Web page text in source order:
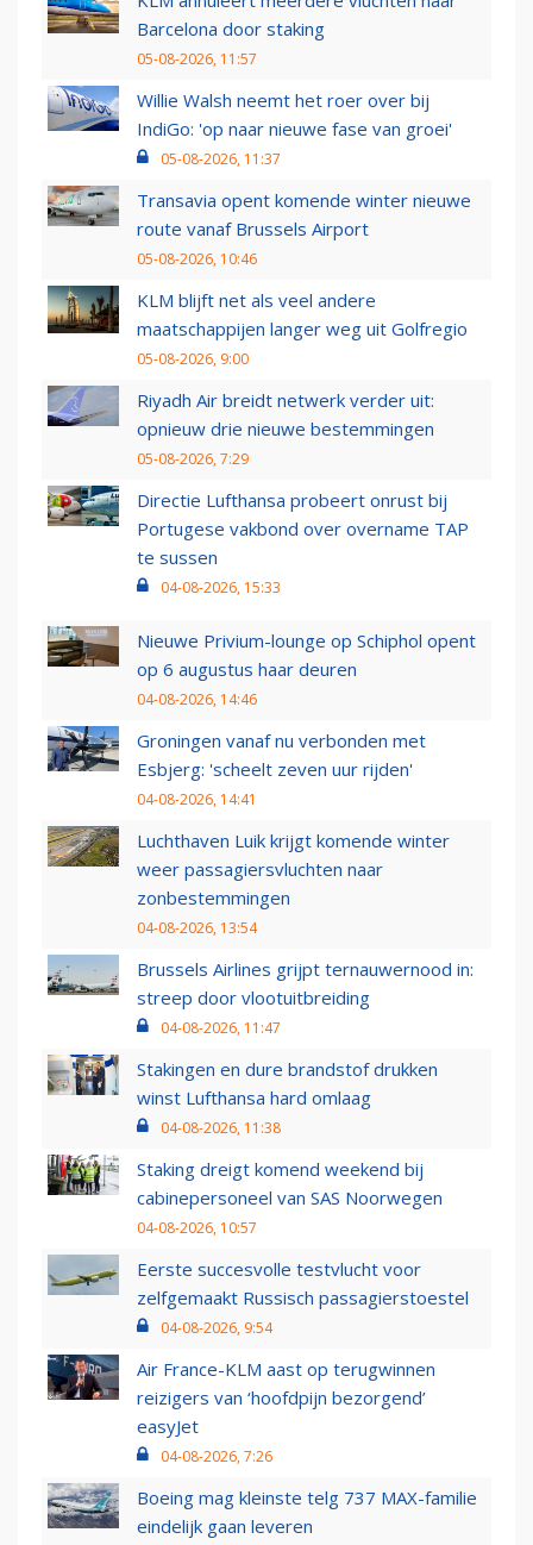
Barcelona door staking
05-08-2026, 11:57
Willie Walsh neemt het roer over bij
IndiGo: 'op naar nieuwe fase van groei'
05-08-2026, 11:37
Transavia opent komende winter nieuwe
route vanaf Brussels Airport
05-08-2026, 10:46
KLM blijft net als veel andere
maatschappijen langer weg uit Golfregio
05-08-2026, 9:00
Riyadh Air breidt netwerk verder uit:
opnieuw drie nieuwe bestemmingen
05-08-2026, 7:29
Directie Lufthansa probeert onrust bij
Portugese vakbond over overname TAP
te sussen
04-08-2026, 15:33
Nieuwe Privium-lounge op Schiphol opent
op 6 augustus haar deuren
04-08-2026, 14:46
Groningen vanaf nu verbonden met
Esbjerg: 'scheelt zeven uur rijden'
04-08-2026, 14:41
Luchthaven Luik krijgt komende winter
weer passagiersvluchten naar
zonbestemmingen
04-08-2026, 13:54
Brussels Airlines grijpt ternauwernood in:
streep door vlootuitbreiding
04-08-2026, 11:47
Stakingen en dure brandstof drukken
winst Lufthansa hard omlaag
04-08-2026, 11:38
Staking dreigt komend weekend bij
cabinepersoneel van SAS Noorwegen
04-08-2026, 10:57
Eerste succesvolle testvlucht voor
zelfgemaakt Russisch passagierstoestel
04-08-2026, 9:54
Air France-KLM aast op terugwinnen
reizigers van ‘hoofdpijn bezorgend’
easyJet
04-08-2026, 7:26
Boeing mag kleinste telg 737 MAX-familie
eindelijk gaan leveren